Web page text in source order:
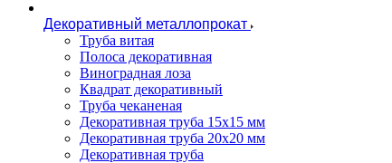
Декоративный металлопрокат
Труба витая
Полоса декоративная
Виноградная лоза
Квадрат декоративный
Труба чеканеная
Декоративная труба 15х15 мм
Декоративная труба 20х20 мм
Декоративная труба